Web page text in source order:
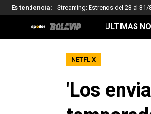
Es tendencia: Streaming: Estrenos del 23 al 31/
ULTIMAS
NETFLIX
'Los